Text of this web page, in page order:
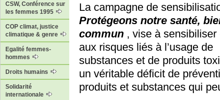
CSW, Conférence sur
les femmes 1995
COP climat, justice
climatique & genre
Egalité femmes-
hommes
Droits humains
Solidarité
internationale
La campagne de
Protégeons notre santé,
commun , vise à sensibiliser
aux risques liés à l’usage de
substances et de produits
un véritable déficit de
produits et substances qui